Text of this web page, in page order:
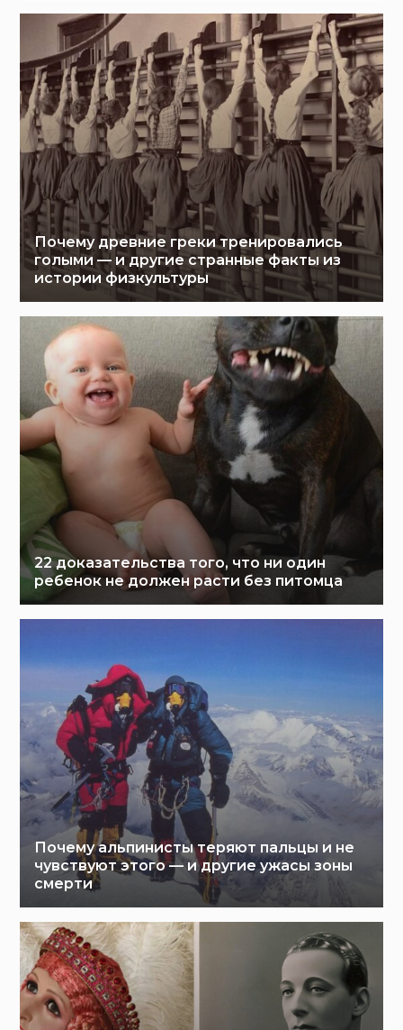
Почему древние греки тренировались
голыми — и другие странные факты из
истории физкультуры
22 доказательства того, что ни один
ребенок не должен расти без питомца
Почему альпинисты теряют пальцы и не
чувствуют этого — и другие ужасы зоны
смерти